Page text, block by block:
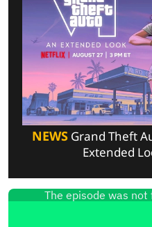
NEWS Grand Theft
Extended